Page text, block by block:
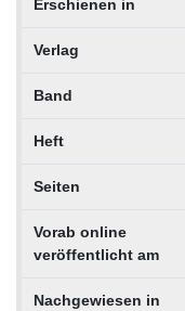
Erschienen in
Verlag
Band
Heft
Seiten
Vorab online
veröffentlicht am
Nachgewiesen in